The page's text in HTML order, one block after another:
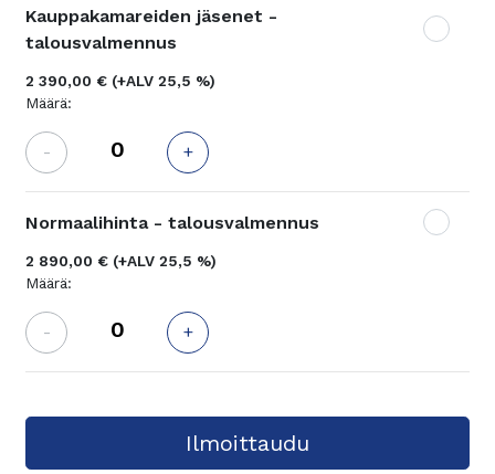
Kauppakamareiden jäsenet -
talousvalmennus
2 390,00 € (+ALV 25,5 %)
Määrä:
- +
Normaalihinta - talousvalmennus
2 890,00 € (+ALV 25,5 %)
Määrä:
- +